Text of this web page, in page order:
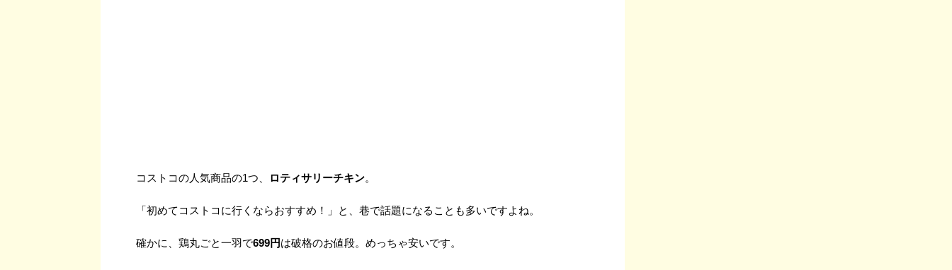
コストコの人気商品の1つ、 ロティサリーチキン。
「初めてコストコに行くならおすすめ！」と、巷で話題になることも多いですよね。
確かに、鶏丸ごと一羽で699円は破格のお値段。めっちゃ安いです。